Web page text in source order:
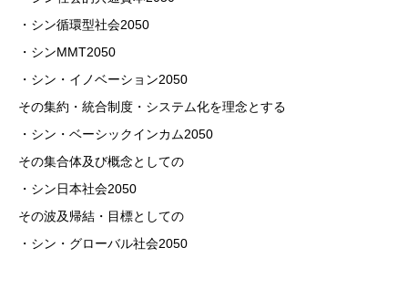
・シン循環型社会2050
・シンMMT2050
・シン・イノベーション2050
その集約・統合制度・システム化を理念とする
・シン・ベーシックインカム2050
その集合体及び概念としての
・シン日本社会2050
その波及帰結・目標としての
・シン・グローバル社会2050